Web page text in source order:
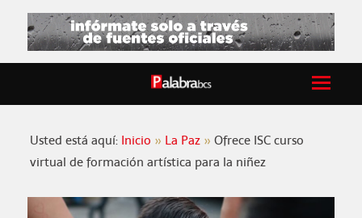
Usted está aquí: Inicio La Paz
Ofrece ISC curso
virtual de formación artística para la niñez